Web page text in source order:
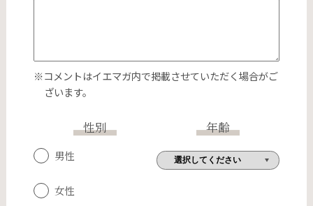
※コメントはイエマガ内で掲載させていただく場合がご
ざいます。
性別
男性
女性
年齢